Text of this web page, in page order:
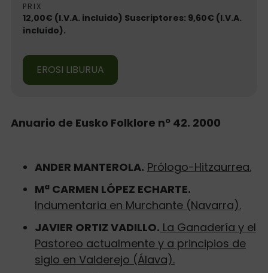
PRIX
12,00€ (I.V.A. incluido) Suscriptores: 9,60€ (I.V.A.
incluido).
EROSI LIBURUA
Anuario de Eusko Folklore nº 42. 2000
ANDER MANTEROLA. Prólogo-Hitzaurrea.
Mª CARMEN LÓPEZ ECHARTE.
Indumentaria en Murchante (Navarra).
JAVIER ORTIZ VADILLO. La Ganadería y el
Pastoreo actualmente y a principios de
siglo en Valderejo (Álava).